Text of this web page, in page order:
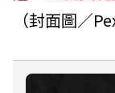
（封面圖／